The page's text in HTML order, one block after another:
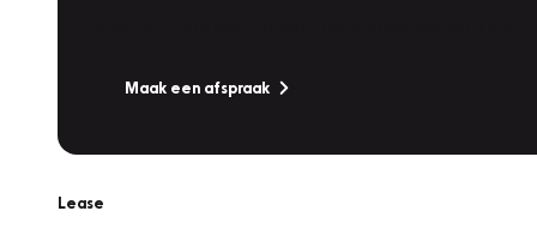
Maak een afspraak
Lease